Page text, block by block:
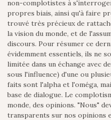
non-complotistes à
propres biais, ainsi qu'à faire
trouvé très précieux de
la vision du monde, et de
discours. Pour résumer ce
évidemment essentiels, ils ne
limitée dans un échange avec
sous l'influence) d'une ou
faits sont l'alpha et l'oméga,
base de dialogue. Le
monde, des opinions. "Nous"
transparents sur nos opinions